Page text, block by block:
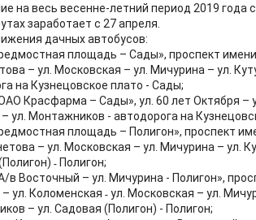
на весь весенне-летний период 2019 года
заработает с 27 апреля.
дачных автобусов:
площадь – Сады», проспект
– ул. Московская – ул. Мичурина – ул.
на Кузнецовское плато - Сады;
Красфарма – Сады», ул. 60 лет Октября –
– ул. Монтажников - автодорога на
площадь – Полигон», проспект
– ул. Московская – ул. Мичурина – ул.
˗ Полигон;
в Восточный – ул. Мичурина - Полигон»,
ул. Коломенская ˗ ул. Московская – ул.
– ул. Садовая (Полигон) - Полигон;